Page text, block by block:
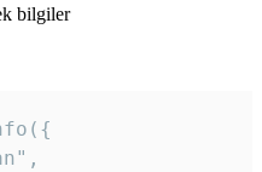
bilgiler